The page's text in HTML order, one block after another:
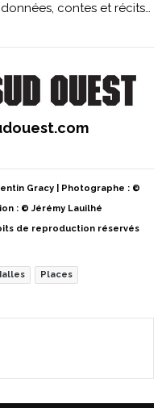
contes et récits…
Gracy | Photographe : ©
: © Jérémy Lauilhé
de reproduction réservés
Places